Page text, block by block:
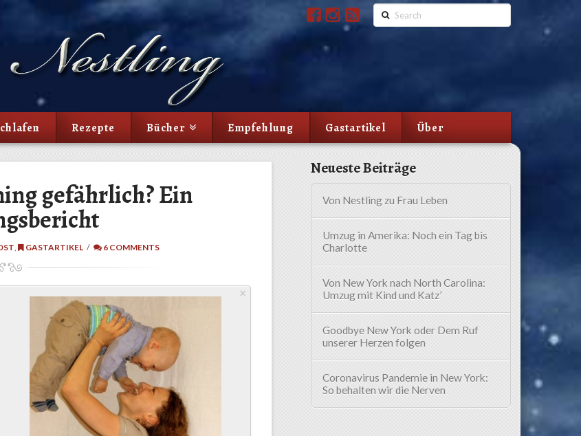
Search
Rezepte Bücher Empfehlung Gastartikel Über
gefährlich? Ein
, GASTARTIKEL 6 COMMENTS
×
Neueste Beiträge
Von Nestling zu Frau Leben
Umzug in Amerika: Noch ein Tag bis
Charlotte
Von New York nach North Carolina:
Umzug mit Kind und Katz’
Goodbye New York oder Dem Ruf
unserer Herzen folgen
Coronavirus Pandemie in New York:
So behalten wir die Nerven